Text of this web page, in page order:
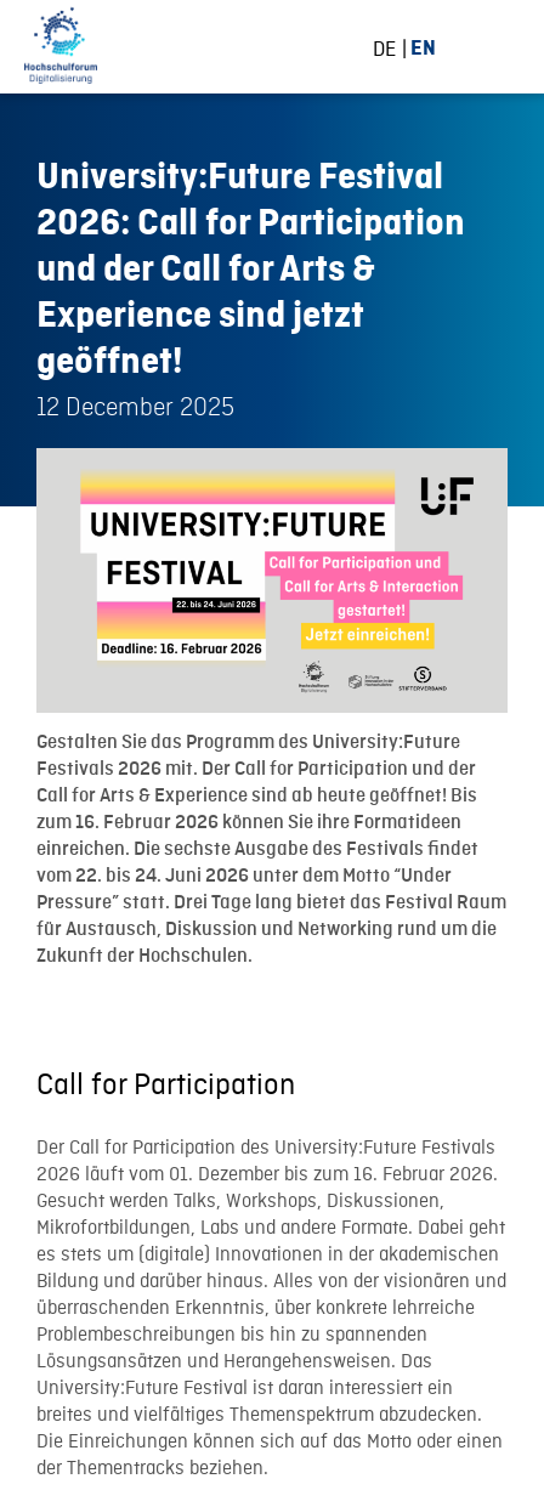
DE EN
University:Future Festival
2026: Call for Participation
und der Call for Arts &
Experience sind jetzt
geöffnet!
12 December 2025
Gestalten Sie das Programm des University:Future
Festivals 2026 mit. Der Call for Participation und der
Call for Arts & Experience sind ab heute geöffnet! Bis
zum 16. Februar 2026 können Sie ihre Formatideen
einreichen. Die sechste Ausgabe des Festivals findet
vom 22. bis 24. Juni 2026 unter dem Motto “Under
Pressure” statt. Drei Tage lang bietet das Festival Raum
für Austausch, Diskussion und Networking rund um die
Zukunft der Hochschulen.
Call for Participation
Der Call for Participation des University:Future Festivals
2026 läuft vom 01. Dezember bis zum 16. Februar 2026.
Gesucht werden Talks, Workshops, Diskussionen,
Mikrofortbildungen, Labs und andere Formate. Dabei geht
es stets um (digitale) Innovationen in der akademischen
Bildung und darüber hinaus. Alles von der visionären und
überraschenden Erkenntnis, über konkrete lehrreiche
Problembeschreibungen bis hin zu spannenden
Lösungsansätzen und Herangehensweisen. Das
University:Future Festival ist daran interessiert ein
breites und vielfältiges Themenspektrum abzudecken.
Die Einreichungen können sich auf das Motto oder einen
der Thementracks beziehen.